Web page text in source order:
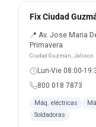
Fix Ciudad
📍 Av. Jose Maria
Primavera
Ciudad Guzmán, Jalisco
Lun-Vie 08:00-
800 018 7873
Máq. eléctricas
Soldadoras